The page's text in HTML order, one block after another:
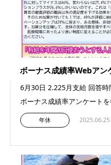
ボーナス成績率Webアン
6月30日 2.225月支給 回答
ボーナス成績率アンケート
年休 2025.06.25